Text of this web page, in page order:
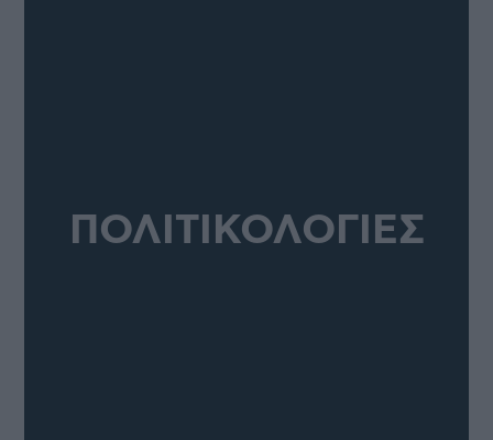
ΠΟΛΙΤΙΚΟΛΟΓΙΕΣ